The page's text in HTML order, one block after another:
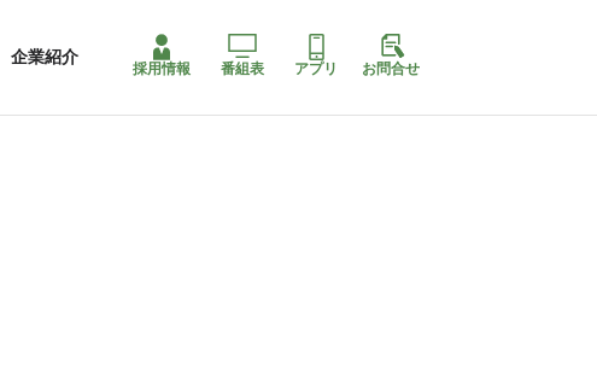
企業紹介
採用情報 番組表 アプリ お問合せ
制限